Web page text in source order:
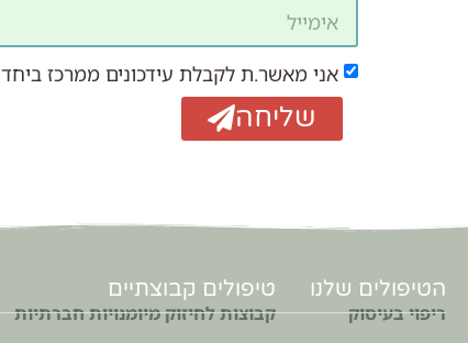
אני מאשר.ת לקבלת עידכונים ממרכז ביחד
שליחה
הטיפולים שלנו
ריפוי בעיסוק
טיפולים קבוצתיים
קבוצות לחיזוק מיומנויות חברתיות